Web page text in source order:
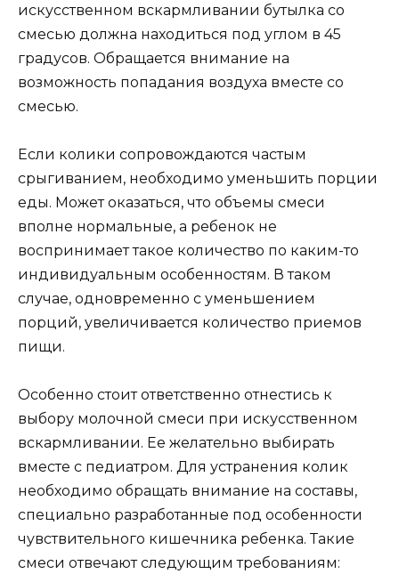
искусственном вскармливании бутылка со
смесью должна находиться под углом в 45
градусов. Обращается внимание на
возможность попадания воздуха вместе со
смесью.
Если колики сопровождаются частым
срыгиванием, необходимо уменьшить порции
еды. Может оказаться, что объемы смеси
вполне нормальные, а ребенок не
воспринимает такое количество по каким-то
индивидуальным особенностям. В таком
случае, одновременно с уменьшением
порций, увеличивается количество приемов
пищи.
Особенно стоит ответственно отнестись к
выбору молочной смеси при искусственном
вскармливании. Ее желательно выбирать
вместе с педиатром. Для устранения колик
необходимо обращать внимание на составы,
специально разработанные под особенности
чувствительного кишечника ребенка. Такие
смеси отвечают следующим требованиям: